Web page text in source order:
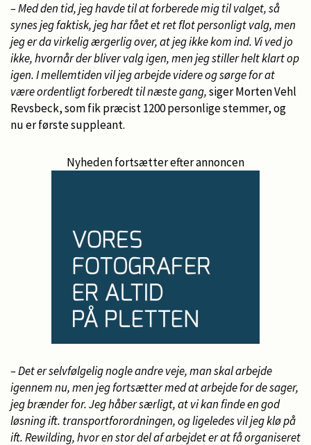
– Med den tid, jeg havde til at forberede mig til valget, så
synes jeg faktisk, jeg har fået et ret flot personligt valg, men
jeg er da virkelig ærgerlig over, at jeg ikke kom ind. Vi ved jo
ikke, hvornår der bliver valg igen, men jeg stiller helt klart op
igen. I mellemtiden vil jeg arbejde videre og sørge for at
være ordentligt forberedt til næste gang,siger Morten Vehl
Revsbeck, som fik præcist 1200 personlige stemmer, og
nu er første suppleant.
Nyheden fortsætter efter annoncen
– Det er selvfølgelig nogle andre veje, man skal arbejde
igennem nu, men jeg fortsætter med at arbejde for de sager,
jeg brænder for. Jeg håber særligt, at vi kan finde en god
løsning ift. transportforordningen, og ligeledes vil jeg klø på
ift. Rewilding, hvor en stor del af arbejdet er at få organiseret